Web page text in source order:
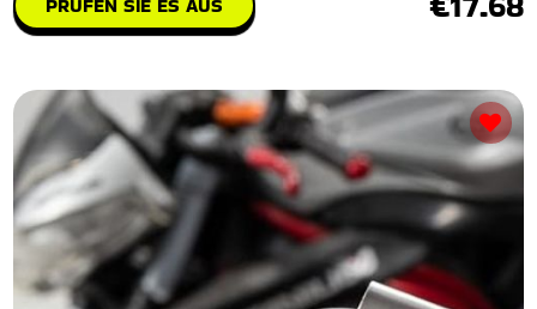
PRÜFEN SIE ES AUS